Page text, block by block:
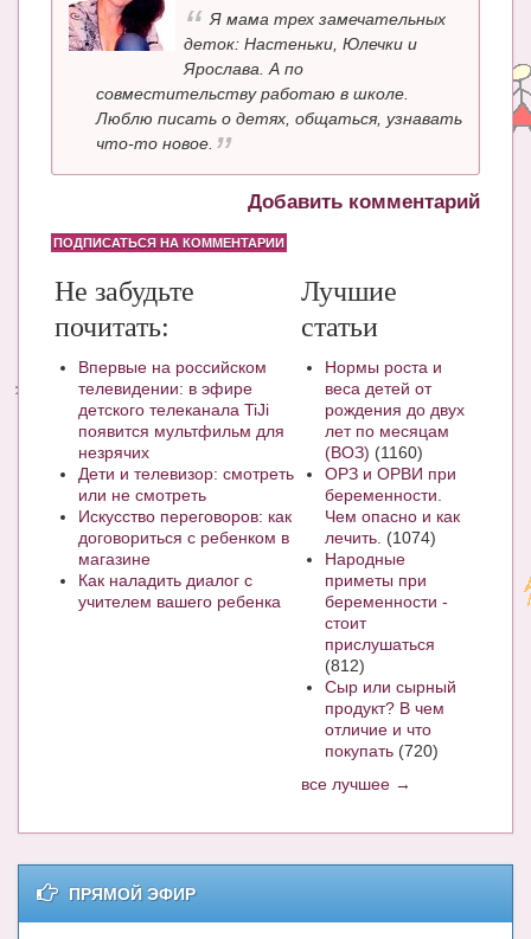
Я мама трех замечательных
деток: Настеньки, Юлечки и
Ярослава. А по
совместительству работаю в школе.
Люблю писать о детях, общаться, узнавать
что-то новое.
Добавить комментарий
ПОДПИСАТЬСЯ НА КОММЕНТАРИИ
Не забудьте
почитать:
Впервые на российском
телевидении: в эфире
детского телеканала TiJi
появится мультфильм для
незрячих
Дети и телевизор: смотреть
или не смотреть
Искусство переговоров: как
договориться с ребенком в
магазине
Как наладить диалог с
учителем вашего ребенка
Лучшие
статьи
Нормы роста и
веса детей от
рождения до двух
лет по месяцам
(ВОЗ) (1160)
ОРЗ и ОРВИ при
беременности.
Чем опасно и как
лечить. (1074)
Народные
приметы при
беременности -
стоит
прислушаться
(812)
Сыр или сырный
продукт? В чем
отличие и что
покупать (720)
все лучшее →
ПРЯМОЙ ЭФИР